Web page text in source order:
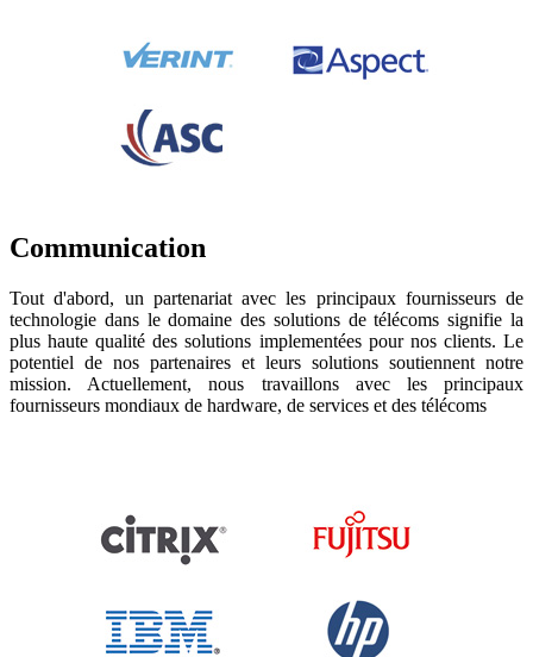
Communication
Tout d'abord, un partenariat avec les principaux fournisseurs de
technologie dans le domaine des solutions de télécoms signifie la
plus haute qualité des solutions implementées pour nos clients. Le
potentiel de nos partenaires et leurs solutions soutiennent notre
mission. Actuellement, nous travaillons avec les principaux
fournisseurs mondiaux de hardware, de services et des télécoms